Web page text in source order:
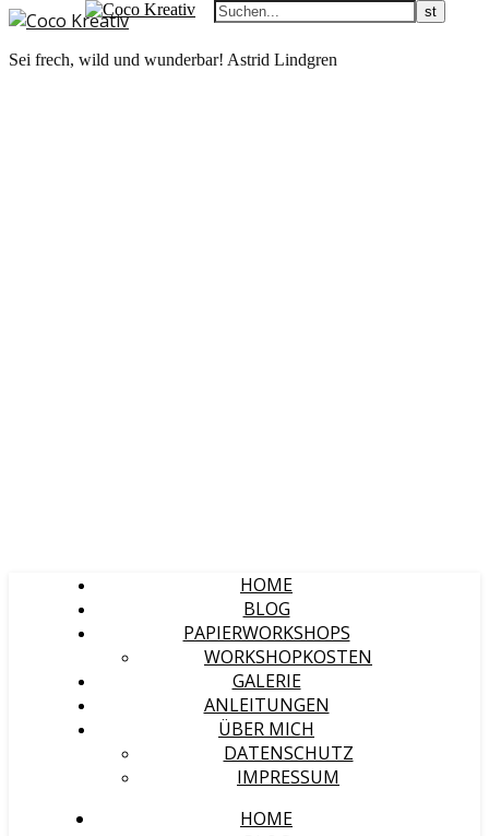
Sei frech, wild und wunderbar! Astrid Lindgren
HOME
BLOG
PAPIERWORKSHOPS
WORKSHOPKOSTEN
GALERIE
ANLEITUNGEN
ÜBER MICH
DATENSCHUTZ
IMPRESSUM
HOME